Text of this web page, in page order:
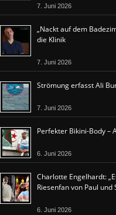
7. Juni 2026
„Nackt auf dem
die Klinik
7. Juni 2026
Strömung erfasst Ali
7. Juni 2026
Perfekter Bikini-Body –
6. Juni 2026
Charlotte Engelhardt:
Riesenfan von Paul und
6. Juni 2026